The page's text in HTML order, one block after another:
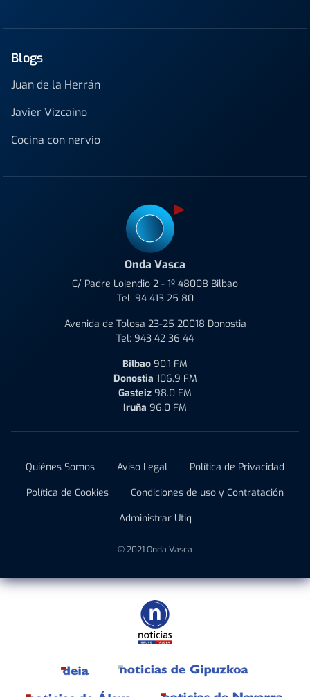
Blogs
Juan de la Herrán
Javier Vizcaino
Cocina con nervio
Onda Vasca
C/ Padre Lojendio 2 - 1º 48008 Bilbao
Tel: 94 413 25 80
Avenida de Tolosa 23-25 20018 Donostia
Tel: 943 42 36 44
Bilbao 90.1 FM
Donostia 106.9 FM
Gasteiz 98.0 FM
Iruña 96.0 FM
Quiénes Somos Aviso Legal
Política de Privacidad
Política de Cookies
Condiciones de uso y Contratación
Administrar Utiq
© 2021 Onda Vasca